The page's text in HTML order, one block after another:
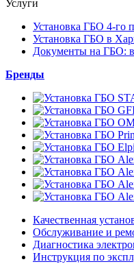
Услуги
Установка ГБО 4-го
Установка ГБО в
Документы на ГБО:
Бренды
Качественная
Обслуживание и
Диагностика
Инструкция по